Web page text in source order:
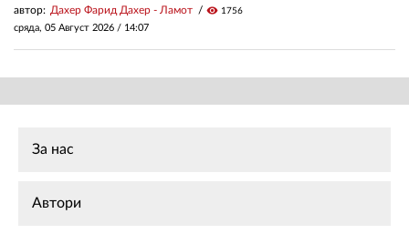
автор: Дахер Фарид Дахер - Ламот visibility 1756
сряда, 05 Август 2026 / 14:07
За нас
Автори